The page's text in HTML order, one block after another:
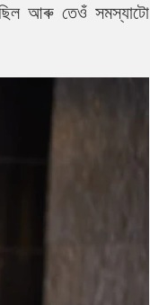
আৰু তেওঁ সমস্যাটো